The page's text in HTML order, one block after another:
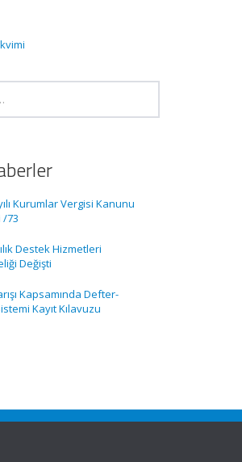
Kurumlar Vergisi Kanunu
/73
Destek Hizmetleri
Değişti
Kapsamında Defter-
Kayıt Kılavuzu